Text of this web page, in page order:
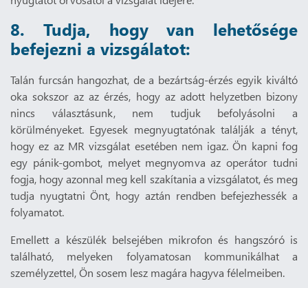
8. Tudja, hogy van lehetősége
befejezni a vizsgálatot:
Talán furcsán hangozhat, de a bezártság-érzés egyik kiváltó
oka sokszor az az érzés, hogy az adott helyzetben bizony
nincs választásunk, nem tudjuk befolyásolni a
körülményeket. Egyesek megnyugtatónak találják a tényt,
hogy ez az MR vizsgálat esetében nem igaz. Ön kapni fog
egy pánik-gombot, melyet megnyomva az operátor tudni
fogja, hogy azonnal meg kell szakítania a vizsgálatot, és meg
tudja nyugtatni Önt, hogy aztán rendben befejezhessék a
folyamatot.
Emellett a készülék belsejében mikrofon és hangszóró is
található, melyeken folyamatosan kommunikálhat a
személyzettel, Ön sosem lesz magára hagyva félelmeiben.